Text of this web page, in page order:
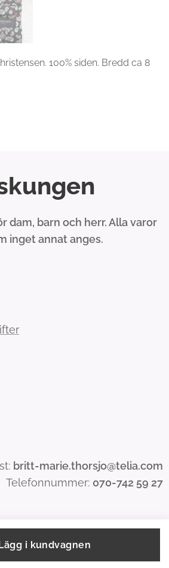
100% siden. Bredd ca 8
i kundvagnen
dam, barn och herr. Alla varor
inget annat anges.
britt-marie.thorsjo@telia.com
Telefonnummer: 070-742 59 27